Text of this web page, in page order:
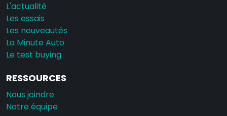
L'actualité
Les essais
Les nouveautés
La Minute Auto
Le test buying
RESSOURCES
Nous joindre
Notre équipe